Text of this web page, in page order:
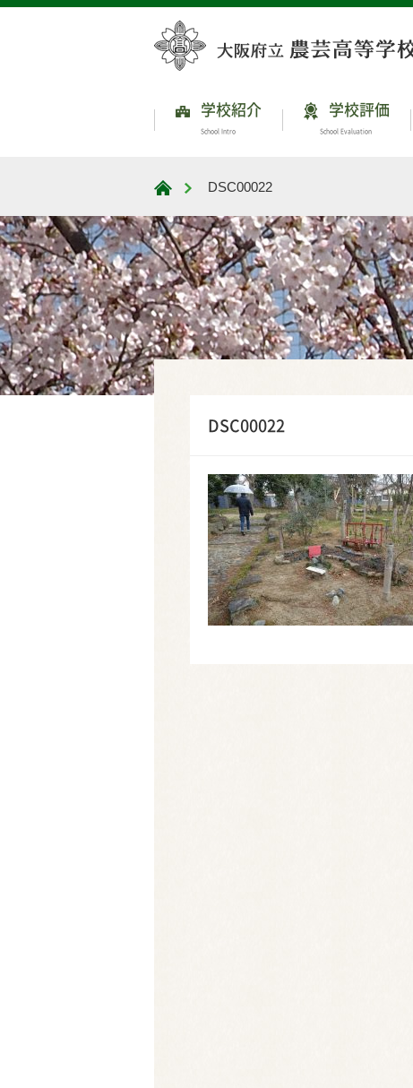
学校紹介
School Intro
学校評価
School Evaluation
大阪府立農芸高等学校
DSC00022
DSC00022